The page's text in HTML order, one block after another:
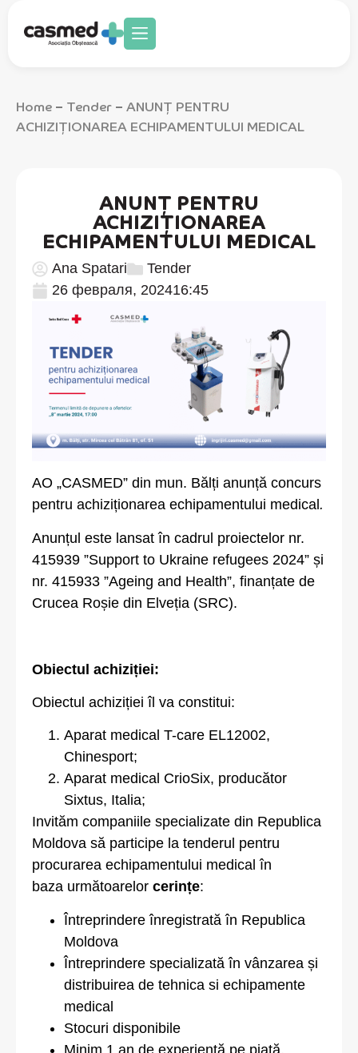
Home – Tender – ANUNȚ PENTRU
ACHIZIȚIONAREA ECHIPAMENTULUI MEDICAL
ANUNȚ PENTRU
ACHIZIȚIONAREA
ECHIPAMENTULUI MEDICAL
Ana Spatari
Tender
26 февраля, 202416:45
AO „CASMED” din mun. Bălți anunță concurs
pentru achiziționarea echipamentului medical .
Anunțul este lansat în cadrul proiectelor nr.
415939 ”Support to Ukraine refugees 2024” și
nr. 415933 ”Ageing and Health”, finanțate de
Crucea Roșie din Elveția (SRC).
Obiectul achiziției:
Obiectul achiziției îl va constitui:
Aparat medical T-care EL12002,
Chinesport;
Aparat medical CrioSix, producător
Sixtus, Italia;
Invităm companiile specializate din Republica
Moldova să participe la tenderul pentru
procurarea echipamentului medical în
baza următoarelor cerințe:
Întreprindere înregistrată în Republica
Moldova
Întreprindere specializată în vânzarea și
distribuirea de tehnica si echipamente
medical
Stocuri disponibile
Minim 1 an de experiență pe piață.